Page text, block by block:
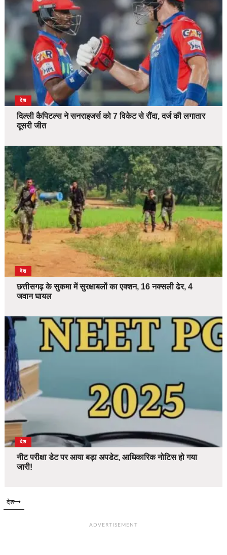
देश
दिल्ली कैपिटल्स ने सनराइजर्स को 7 विकेट से रौंदा, दर्ज की लगातार
दूसरी जीत
देश
छत्तीसगढ़ के सुकमा में सुरक्षाबलों का एक्शन, 16 नक्सली ढेर, 4
जवान घायल
देश
नीट परीक्षा डेट पर आया बड़ा अपडेट, आधिकारिक नोटिस हो गया
जारी!
देश
ADVERTISEMENT